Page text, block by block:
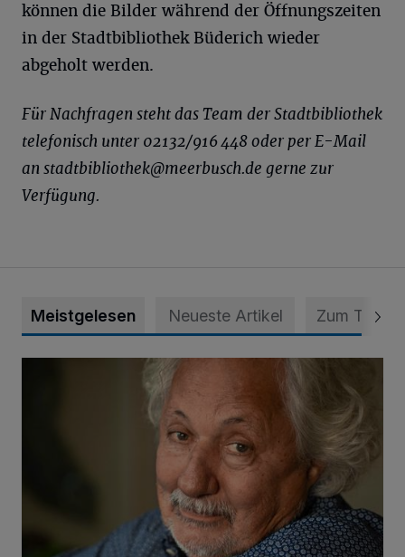
können die Bilder während der Öffnungszeiten
in der Stadtbibliothek Büderich wieder
abgeholt werden.
Für Nachfragen steht das Team der Stadtbibliothek
telefonisch unter 02132/916 448 oder per E-Mail
an stadtbibliothek@­meerbusch.de gerne zur
Verfügung.
Meistgelesen Neueste Artikel Zum Thema
Konrad Beikircher verstorben